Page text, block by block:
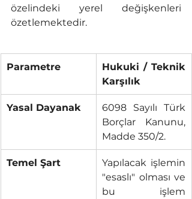
özelindeki yerel değişkenleri
özetlemektedir.
Parametre
Hukuki / Teknik
Karşılık
Yasal Dayanak
6098 Sayılı Türk
Borçlar Kanunu,
Madde 350/2.
Temel Şart
Yapılacak işlemin
"esaslı" olması ve
bu işlem